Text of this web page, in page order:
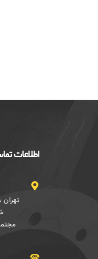
اطلاعات